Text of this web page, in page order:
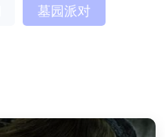
墓园派对